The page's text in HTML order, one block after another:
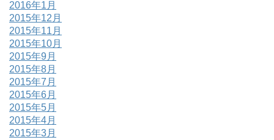
2016年1月
2015年12月
2015年11月
2015年10月
2015年9月
2015年8月
2015年7月
2015年6月
2015年5月
2015年4月
2015年3月